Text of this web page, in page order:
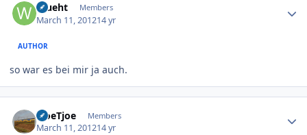
Wueht Members
March 11, 201214 yr
AUTHOR
so war es bei mir ja auch.
TjoeTjoe Members
March 11, 201214 yr